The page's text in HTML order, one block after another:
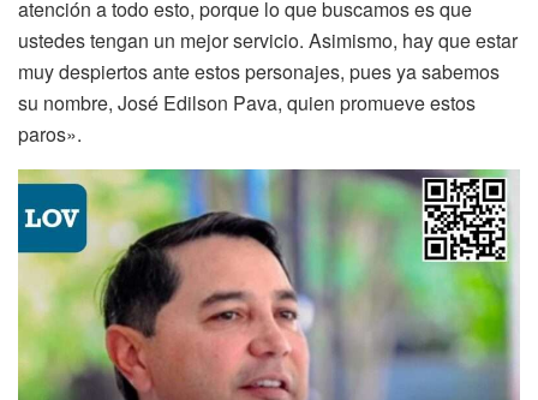
atención a todo esto, porque lo que buscamos es que
ustedes tengan un mejor servicio. Asimismo, hay que estar
muy despiertos ante estos personajes, pues ya sabemos
su nombre, José Edilson Pava, quien promueve estos
paros».